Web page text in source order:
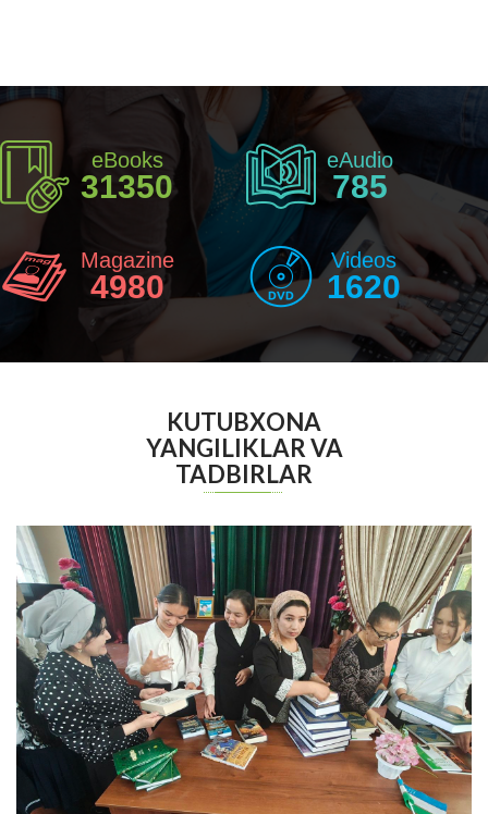
eBooks
31350
eAudio
785
Magazine
4980
Videos
1620
KUTUBXONA
YANGILIKLAR VA
TADBIRLAR